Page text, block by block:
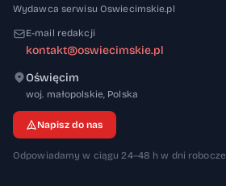
Wydawca serwisu Oswiecimskie.pl
E-mail redakcji
kontakt@oswiecimskie.pl
Oświęcim
woj. małopolskie, 32-600
Polska
Napisz do nas
Odpowiadamy w ciągu 24–48 h w dni robocze